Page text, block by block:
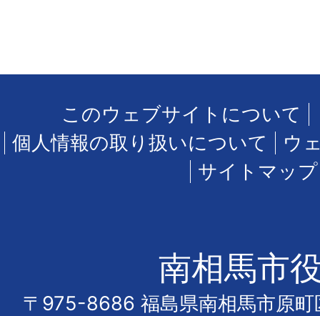
このウェブサイトについて
個人情報の取り扱いについて
ウ
サイトマップ
南相馬市
〒975-8686 福島県南相馬市原町